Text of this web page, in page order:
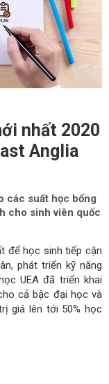
nhất 2020
Anglia
các suất học bổng
cho sinh viên quốc
để học sinh tiếp cận
phát triển kỹ năng
UEA đã triển khai
cả bậc đại học và
giá lên tới 50% học